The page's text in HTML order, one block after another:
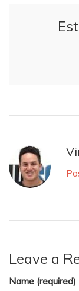
Leave a
Name (required)